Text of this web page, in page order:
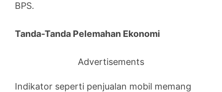
BPS.
Tanda-Tanda Pelemahan Ekonomi
Advertisements
Indikator seperti penjualan mobil memang